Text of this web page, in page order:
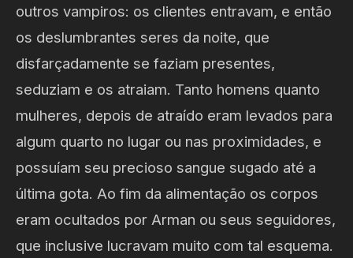
outros vampiros: os clientes entravam, e então
os deslumbrantes seres da noite, que
disfarçadamente se faziam presentes,
seduziam e os atraiam. Tanto homens quanto
mulheres, depois de atraído eram levados para
algum quarto no lugar ou nas proximidades, e
possuíam seu precioso sangue sugado até a
última gota. Ao fim da alimentação os corpos
eram ocultados por Arman ou seus seguidores,
que inclusive lucravam muito com tal esquema.